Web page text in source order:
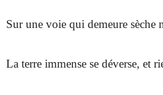
Sur une voie qui demeure sèche
La terre immense se déverse, et